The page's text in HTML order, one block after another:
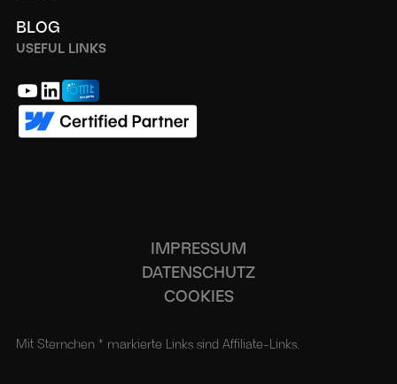
BLOG
USEFUL LINKS
IMPRESSUM
DATENSCHUTZ
COOKIES
Mit Sternchen * markierte Links sind Affiliate-Links.